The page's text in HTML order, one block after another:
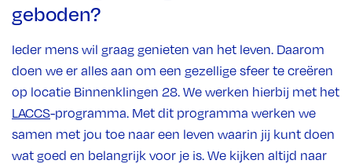
geboden?
Ieder mens wil graag genieten van het leven. Daarom
doen we er alles aan om een gezellige sfeer te creëren
op locatie Binnenklingen 28. We werken hierbij met het
LACCS-programma. Met dit programma werken we
samen met jou toe naar een leven waarin jij kunt doen
wat goed en belangrijk voor je is. We kijken altijd naar